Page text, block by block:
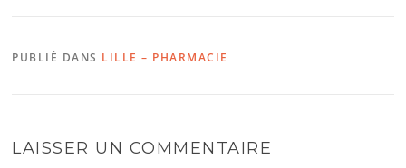
PUBLIÉ DANS LILLE – PHARMACIE
LAISSER UN COMMENTAIRE